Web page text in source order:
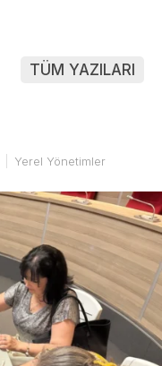
TÜM YAZILARI
Yerel Yönetimler